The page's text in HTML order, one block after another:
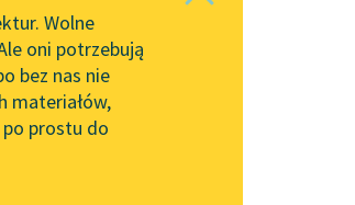
Zasady wykorzystania
Lektur
promocyjne
Wolne
oni potrzebują
bez nas nie
materiałów,
prostu do